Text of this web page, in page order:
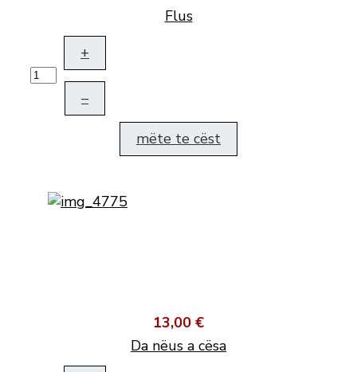
Flus
+
–
mëte te cëst
13,00 €
Da nëus a cësa